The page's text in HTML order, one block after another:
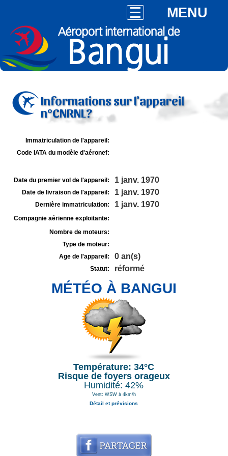
MENU
Informations sur l'appareil
n°CNRNL?
Immatriculation de l'appareil:
Code IATA du modèle d'aéronef:
Date du premier vol de l'appareil: 1 janv. 1970
Date de livraison de l'appareil: 1 janv. 1970
Dernière immatriculation: 1 janv. 1970
Compagnie aérienne exploitante:
Nombre de moteurs:
Type de moteur:
Age de l'appareil:
0 an(s)
Statut: réformé
MÉTÉO À BANGUI
Température: 34°C
Risque de foyers orageux
Humidité: 42%
Vent: WSW à 4km/h
Détail et prévisions